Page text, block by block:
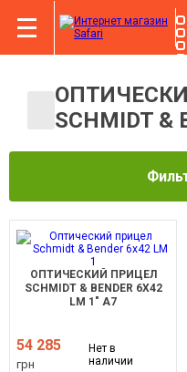
SCHMIDT &
ОПТИЧЕСКИЙ ПРИЦЕЛ
SCHMIDT & BENDER 6X42
LM 1" А7
54 285
грн
Нет в
наличии